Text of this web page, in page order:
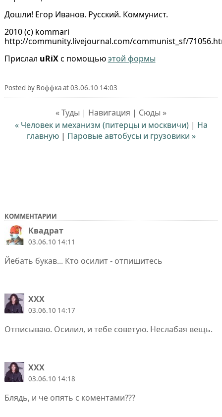
Дошли! Егор Иванов. Русский. Коммунист.
2010 (с) kommari
http://community.livejournal.com/communist_sf/
Прислал uRiXс помощьюэтой формы
Posted by Воффкаat03.06.10 14:03
« Туды | Навигация | Сюды »
« Человек и механизм (питерцы и москвичи)| На
главную| Паровые автобусы и грузовики »
КОММЕНТАРИИ
Квадрат
03.06.10 14:11
Йебать букав... Кто осилит - отпишитесь
XXX
03.06.10 14:17
Отписываю. Осилил, и тебе советую. Неслабая вещь.
XXX
03.06.10 14:18
Блядь, и че опять с коментами???